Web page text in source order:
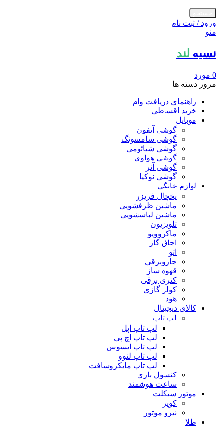
ورود / ثبت نام
منو
نسیه لند
0 مورد
مرور دسته ها
راهنمای دریافت وام
خرید اقساطی
موبایل
گوشی آیفون
گوشی سامسونگ
گوشی شیائومی
گوشی هواوی
گوشی آنر
گوشی نوکیا
لوازم خانگی
یخچال فریزر
ماشین ظرفشویی
ماشین لباسشویی
تلویزیون
ماکروویو
اجاق گاز
اتو
جاروبرقی
قهوه ساز
کتری برقی
کولر گازی
هود
کالای دیجیتال
لپ تاپ
لپ تاپ اپل
لپ تاپ اچ پی
لپ تاپ ایسوس
لپ تاپ لنوو
لپ تاپ مایکروسافت
کنسول بازی
ساعت هوشمند
موتور سیکلت
کویر
نیرو موتور
طلا